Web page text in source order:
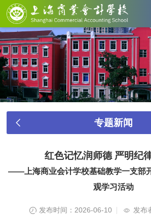
专题新闻
红色记忆润师德 严明纪
——上海商业会计学校基础教学一支部
观学习活动
发布时间：2026-06-10 发布